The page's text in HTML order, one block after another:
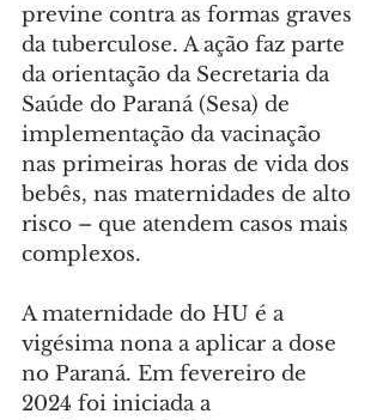
previne contra as formas graves
da tuberculose. A ação faz parte
da orientação da Secretaria da
Saúde do Paraná (Sesa) de
implementação da vacinação
nas primeiras horas de vida dos
bebês, nas maternidades de alto
risco – que atendem casos mais
complexos.
A maternidade do HU é a
vigésima nona a aplicar a dose
no Paraná. Em fevereiro de
2024 foi iniciada a